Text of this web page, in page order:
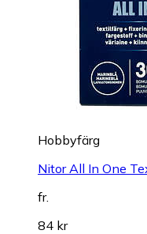
Hobbyfärg
Nitor All In One
fr.
84 kr